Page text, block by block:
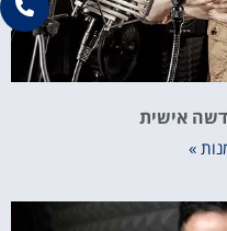
אישית
»